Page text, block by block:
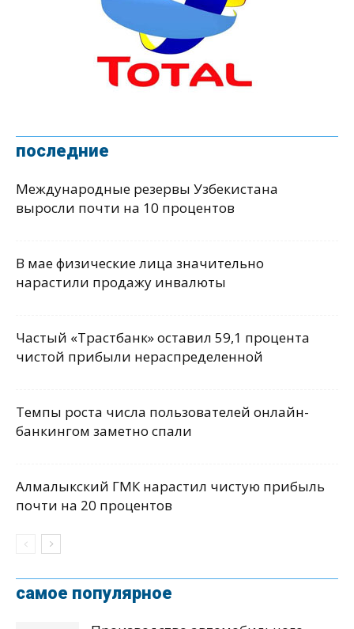
последние
Международные резервы Узбекистана
выросли почти на 10 процентов
В мае физические лица значительно
нарастили продажу инвалюты
Частый «Трастбанк» оставил 59,1 процента
чистой прибыли нераспределенной
Темпы роста числа пользователей онлайн-
банкингом заметно спали
Алмалыкский ГМК нарастил чистую прибыль
почти на 20 процентов
самое популярное